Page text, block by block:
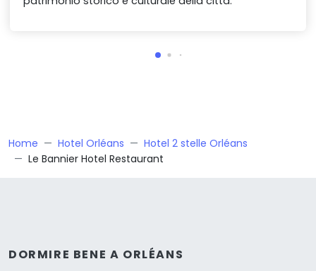
Home Hotel Orléans
Hotel 2 stelle Orléans
Le Bannier Hotel Restaurant
DORMIRE BENE A ORLÉANS